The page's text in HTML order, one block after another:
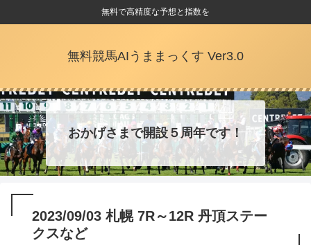
無料で高精度な予想と指数を
無料競馬AIうままっくす Ver3.0
おかげさまで開設５周年です！
2023/09/03 札幌 7R～12R 丹頂ステー
クスなど